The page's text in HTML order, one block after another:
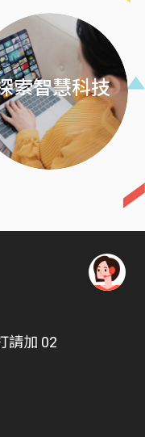
索智慧科技
請加 02